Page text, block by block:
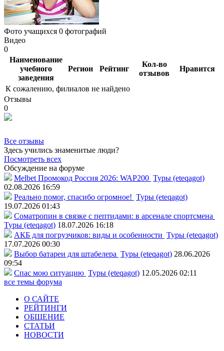
Фото учащихся 0 фотографий
Видео
0
Наименование
учебного
заведения
Регион Рейтинг
Кол-во
отзывов
Нравится
К сожалению, филиалов не найдено
Отзывы
0
Все отзывы
Здесь учились знаменитые люди?
Посмотреть всех
Обсуждение на форуме
Melbet Промокод Россия 2026: WAP200 Туры (eteqagot)
02.08.2026 16:59
Реально помог, спасибо огромное! Туры (eteqagot)
19.07.2026 01:43
Соматропин в связке с пептидами: в арсенале спортсмена
Туры (eteqagot) 18.07.2026 16:18
АКБ для погрузчиков: виды и особенности Туры (eteqagot)
17.07.2026 00:30
Выбор батареи для штабелера Туры (eteqagot) 28.06.2026
09:54
Спас мою ситуацию Туры (eteqagot) 12.05.2026 02:11
все темы форума
О САЙТЕ
РЕЙТИНГИ
ОБЩЕНИЕ
СТАТЬИ
НОВОСТИ